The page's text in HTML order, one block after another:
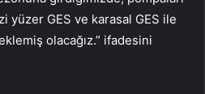
yüzer GES ve karasal GES ile
olacağız.” ifadesini